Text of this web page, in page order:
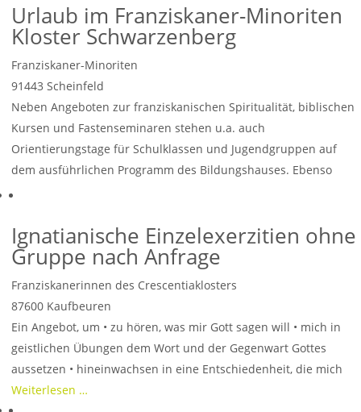
Urlaub im Franziskaner-Minoriten
Kloster Schwarzenberg
Franziskaner-Minoriten
91443 Scheinfeld
Neben Angeboten zur franziskanischen Spiritualität, biblischen
Kursen und Fastenseminaren stehen u.a. auch
Orientierungstage für Schulklassen und Jugendgruppen auf
dem ausführlichen Programm des Bildungshauses. Ebenso
heißen die Brüder Beleggruppen und Familientreffen
Ignatianische Einzelexerzitien ohne
Gruppe nach Anfrage
Franziskanerinnen des Crescentiaklosters
87600 Kaufbeuren
Ein Angebot, um • zu hören, was mir Gott sagen will • mich in
geistlichen Übungen dem Wort und der Gegenwart Gottes
aussetzen • hineinwachsen in eine Entschiedenheit, die mich
Weiterlesen …